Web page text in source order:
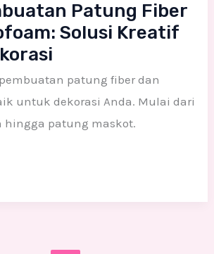
Patung Fiber
Solusi Kreatif
patung fiber dan
untuk dekorasi Anda. Mulai dari
hingga patung maskot.